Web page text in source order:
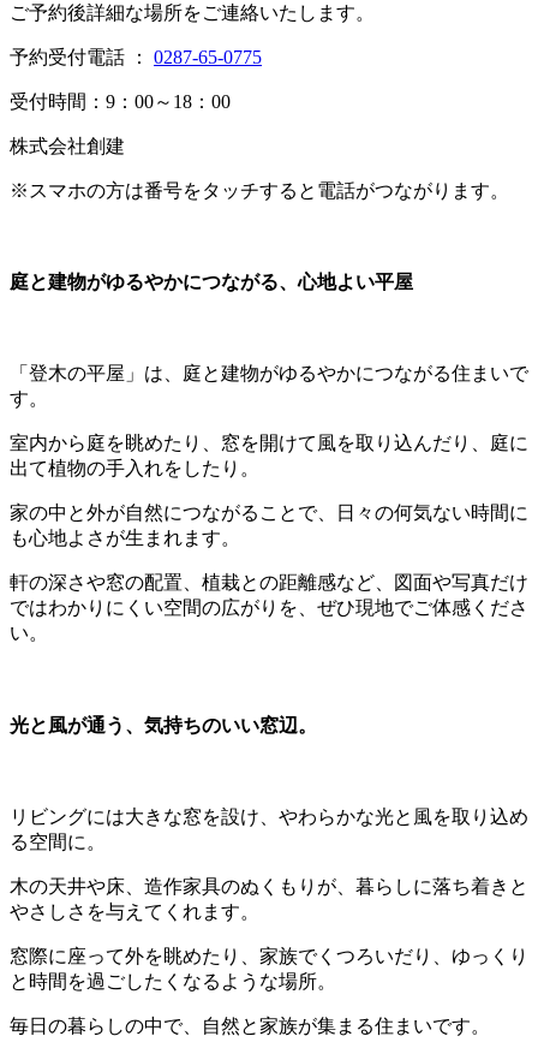
ご予約後詳細な場所をご連絡いたします。
予約受付電話 ： 0287-65-0775
受付時間：9：00～18：00
株式会社創建
※スマホの方は番号をタッチすると電話がつながります。
庭と建物がゆるやかにつながる、心地よい平屋
「登木の平屋」は、庭と建物がゆるやかにつながる住まいで
す。
室内から庭を眺めたり、窓を開けて風を取り込んだり、庭に
出て植物の手入れをしたり。
家の中と外が自然につながることで、日々の何気ない時間に
も心地よさが生まれます。
軒の深さや窓の配置、植栽との距離感など、図面や写真だけ
ではわかりにくい空間の広がりを、ぜひ現地でご体感くださ
い。
光と風が通う、気持ちのいい窓辺。
リビングには大きな窓を設け、やわらかな光と風を取り込め
る空間に。
木の天井や床、造作家具のぬくもりが、暮らしに落ち着きと
やさしさを与えてくれます。
窓際に座って外を眺めたり、家族でくつろいだり、ゆっくり
と時間を過ごしたくなるような場所。
毎日の暮らしの中で、自然と家族が集まる住まいです。